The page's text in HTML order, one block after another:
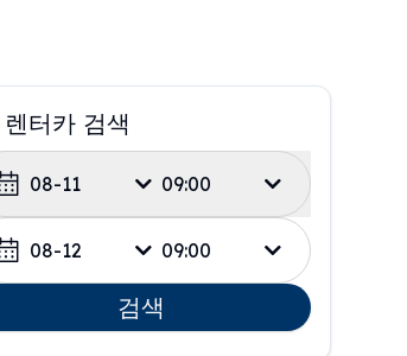
렌터카 검색
08-11 09:00
08-12 09:00
검색